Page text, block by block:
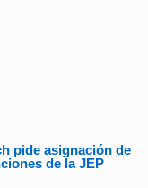
pide asignación de
de la JEP